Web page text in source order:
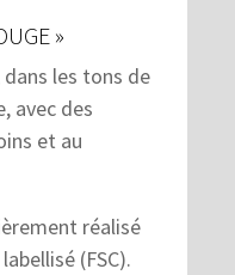
»
dans les tons de
avec des
et au
réalisé
(FSC).